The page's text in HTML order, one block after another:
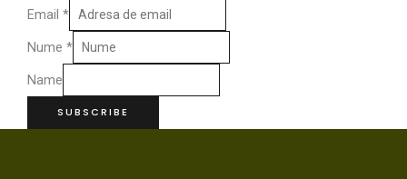
Nume *
Email *
Name
SUBSCRIBE